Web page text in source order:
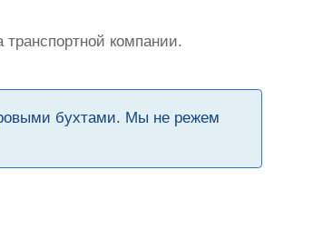
компании.
бухтами. Мы не режем